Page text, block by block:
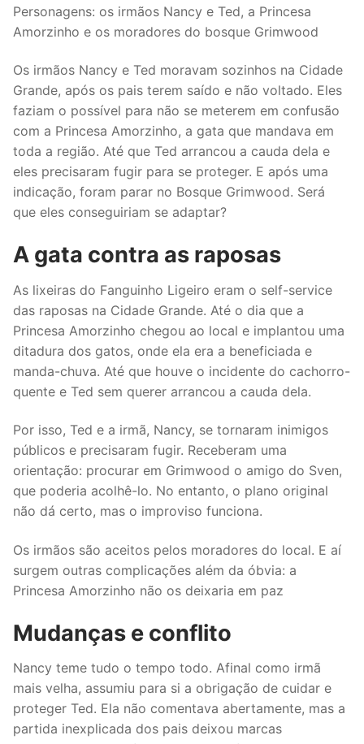
Personagens: os irmãos Nancy e Ted, a Princesa
Amorzinho e os moradores do bosque Grimwood
Os irmãos Nancy e Ted moravam sozinhos na Cidade
Grande, após os pais terem saído e não voltado. Eles
faziam o possível para não se meterem em confusão
com a Princesa Amorzinho, a gata que mandava em
toda a região. Até que Ted arrancou a cauda dela e
eles precisaram fugir para se proteger. E após uma
indicação, foram parar no Bosque Grimwood. Será
que eles conseguiriam se adaptar?
A gata contra as raposas
As lixeiras do Fanguinho Ligeiro eram o self-service
das raposas na Cidade Grande. Até o dia que a
Princesa Amorzinho chegou ao local e implantou uma
ditadura dos gatos, onde ela era a beneficiada e
manda-chuva. Até que houve o incidente do cachorro-
quente e Ted sem querer arrancou a cauda dela.
Por isso, Ted e a irmã, Nancy, se tornaram inimigos
públicos e precisaram fugir. Receberam uma
orientação: procurar em Grimwood o amigo do Sven,
que poderia acolhê-lo. No entanto, o plano original
não dá certo, mas o improviso funciona.
Os irmãos são aceitos pelos moradores do local. E aí
surgem outras complicações além da óbvia: a
Princesa Amorzinho não os deixaria em paz
Mudanças e conflito
Nancy teme tudo o tempo todo. Afinal como irmã
mais velha, assumiu para si a obrigação de cuidar e
proteger Ted. Ela não comentava abertamente, mas a
partida inexplicada dos pais deixou marcas